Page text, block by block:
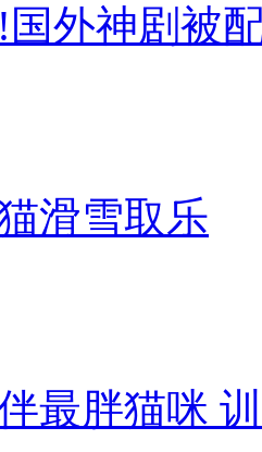
外神剧被
滑雪取乐
最胖猫咪